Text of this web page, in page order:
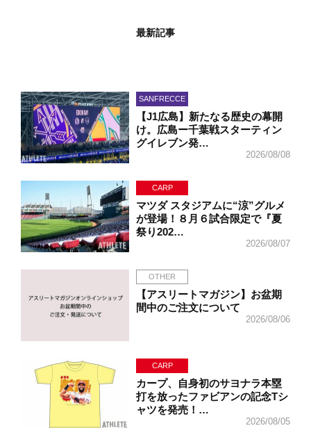
最新記事
SANFRECCE
【J1広島】新たなる歴史の幕開
け。広島ー千葉戦スターティン
グイレブン発…
2026/08/08
CARP
マツダ スタジアムに“涼”グルメ
が登場！８月６試合限定で『夏
祭り202…
2026/08/07
OTHER
【アスリートマガジン】お盆期
間中のご注文について
2026/08/06
CARP
カープ、自身初のサヨナラ本塁
打を放ったファビアンの記念Tシ
ャツを発売！…
2026/08/05